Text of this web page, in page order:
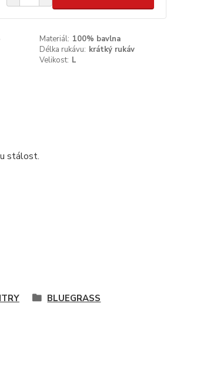
Materiál: 100% bavlna
Délka rukávu: krátký rukáv
Velikost: L
stálost.
BLUEGRASS